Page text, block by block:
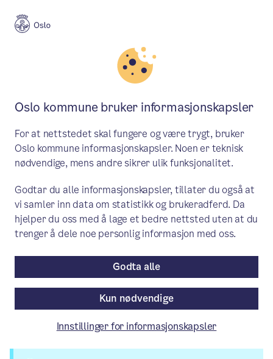
Endringer i byrådet
Byrådsleder Raymond Johansen gjør en
endring i sammensetningen av byrådet i
Oslo. Sunniva Holmås Eidsvoll oppnevnes
som byråd for oppvekst og kunnskap og
Inga Marte Thorkildsen trer ut av
byrådet. Endringen trer i kraft tirsdag 19.
oktober 2021 kl. 10.00.
Pressemelding/ Publisert: 19.10.2021
Av Byrådslederens kontor
Oslo kommune bruker informasjonskapsler
For at nettstedet skal fungere og være trygt, bruker
Oslo kommune informasjonskapsler. Noen er teknisk
nødvendige, mens andre sikrer ulik funksjonalitet.
Godtar du alle informasjonskapsler, tillater du også at
vi samler inn data om statistikk og brukeradferd. Da
hjelper du oss med å lage et bedre nettsted uten at du
trenger å dele noe personlig informasjon med oss.
Kun nødvendige
Godta alle
Innstillinger for informasjonskapsler